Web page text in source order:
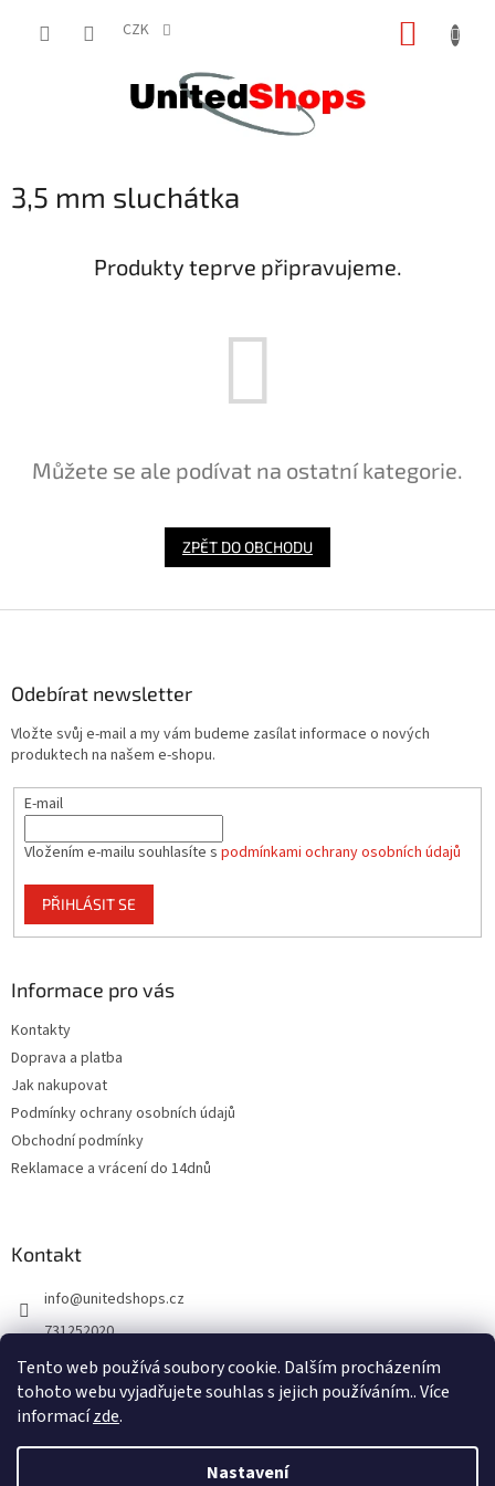
Tento web používá soubory cookie. Dalším procházením
tohoto webu vyjadřujete souhlas s jejich používáním.. Více
informacízde.
Nastavení
CZK
3,5 mm sluchátka
Produkty teprve připravujeme.
Můžete se ale podívat na ostatní kategorie.
ZPĚT DO OBCHODU
Odebírat newsletter
Vložte svůj e-mail a my vám budeme zasílat informace o nových
produktech na našem e-shopu.
E-mail
Vložením e-mailu souhlasíte s podmínkami ochrany osobních údajů
PŘIHLÁSIT SE
Informace pro vás
Kontakty
Doprava a platba
Jak nakupovat
Podmínky ochrany osobních údajů
Obchodní podmínky
Reklamace a vrácení do 14dnů
Kontakt
info@unitedshops.cz
731252020
https://www.fb.com/UnitedShops
UnitedShops
Vytvořil Shoptet